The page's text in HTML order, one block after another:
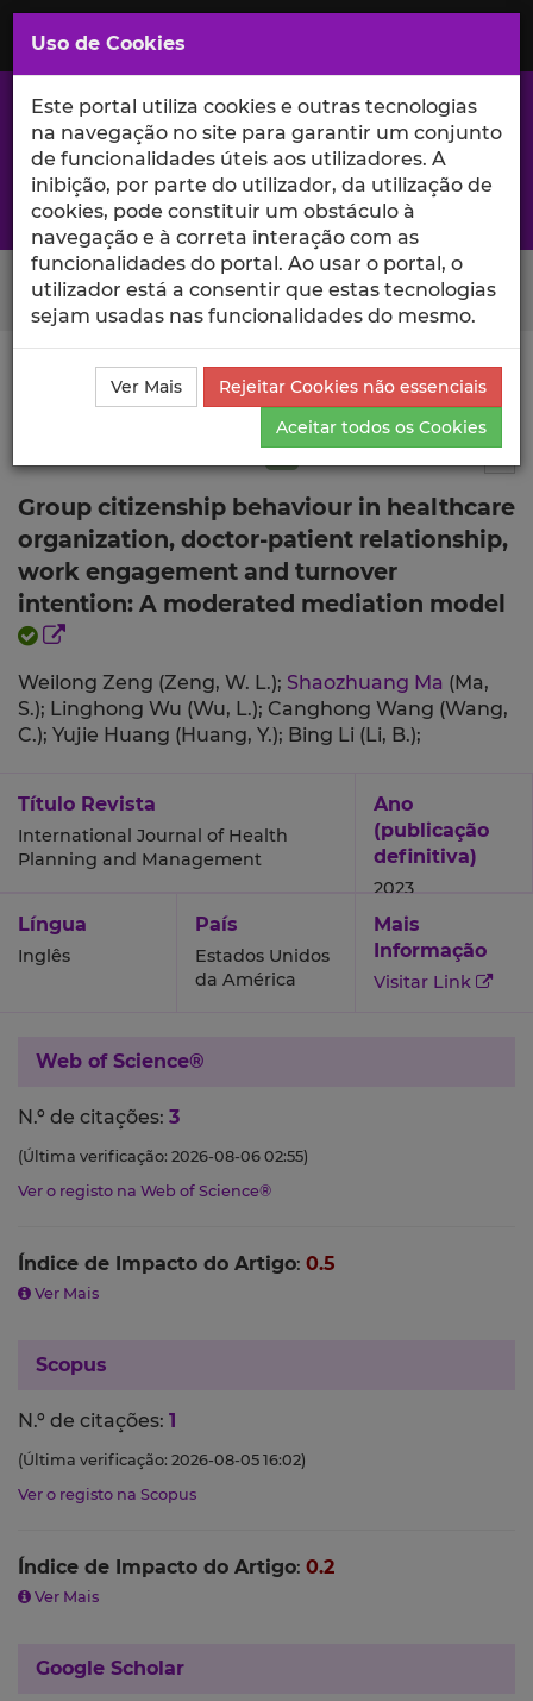
Saltar
para
Conteúdo
Principal
A excelência da investigação e ciência no Iscte
Search Button
Ciência_Iscte Publicações
Descrição Detalhada da
Publicação
Group citizenship behaviour in healthcare
organization, doctor‐patient relationship,
work engagement and turnover
intention: A moderated mediation model
Weilong Zeng (Zeng, W. L.); Shaozhuang Ma (Ma,
S.); Linghong Wu (Wu, L.); Canghong Wang (Wang,
C.); Yujie Huang (Huang, Y.); Bing Li (Li, B.);
Título Revista
International Journal of Health
Planning and Management
Ano
(publicação
definitiva)
2023
Língua
Inglês
País
Estados Unidos
da América
Mais
Informação
Visitar Link
Web of Science®
N.º de citações: 3
(Última verificação: 2026-08-06 02:55)
Ver o registo na Web of Science®
Índice de Impacto do Artigo: 0.5
Ver Mais
Scopus
N.º de citações: 1
(Última verificação: 2026-08-05 16:02)
Ver o registo na Scopus
Índice de Impacto do Artigo: 0.2
Ver Mais
Google Scholar
Uso de Cookies
Este portal utiliza cookies e outras tecnologias
na navegação no site para garantir um conjunto
de funcionalidades úteis aos utilizadores. A
inibição, por parte do utilizador, da utilização de
cookies, pode constituir um obstáculo à
navegação e à correta interação com as
funcionalidades do portal. Ao usar o portal, o
utilizador está a consentir que estas tecnologias
sejam usadas nas funcionalidades do mesmo.
Ver Mais
Rejeitar Cookies não essenciais
Aceitar todos os Cookies